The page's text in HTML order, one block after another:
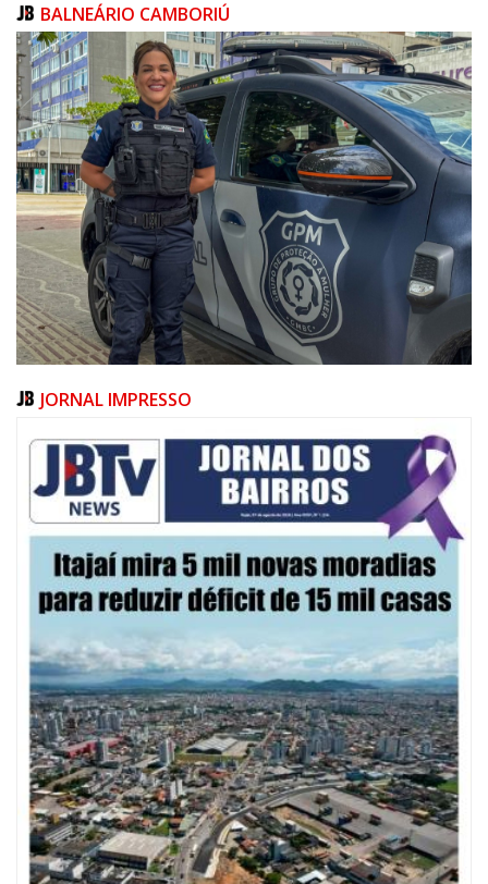
BALNEÁRIO CAMBORIÚ
08/08/2026 | 07:00
20 anos da Lei Maria da Penha: mais de 400 mulheres vítimas de violência
doméstica são acompanhadas pela Guarda Municipal
BALNEÁRIO CAMBORIÚ
JORNAL IMPRESSO